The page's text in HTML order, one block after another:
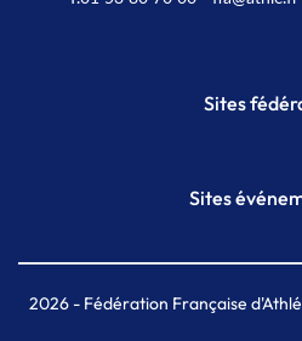
Sites
Plateforme
Sites
Meeting de
MAIF Ekiden
2026- Fédération Française